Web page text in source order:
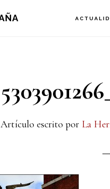
Artículo escrito por La